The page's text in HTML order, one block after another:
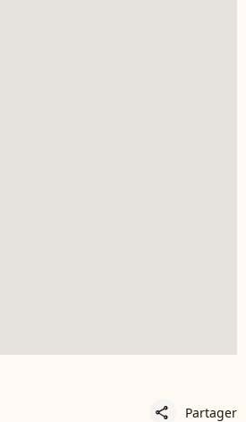
share Partager